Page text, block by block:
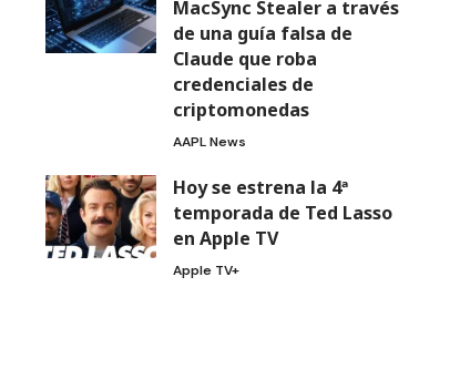
MacSync Stealer a través
de una guía falsa de
Claude que roba
credenciales de
criptomonedas
AAPL News
Hoy se estrena la 4ª
temporada de Ted Lasso
en Apple TV
Apple TV+